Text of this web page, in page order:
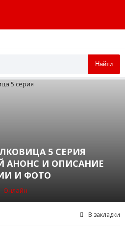
Найти
5 СЕРИЯ
АНОНС И ОПИСАНИЕ
И ФОТО
Онлайн
В закладки